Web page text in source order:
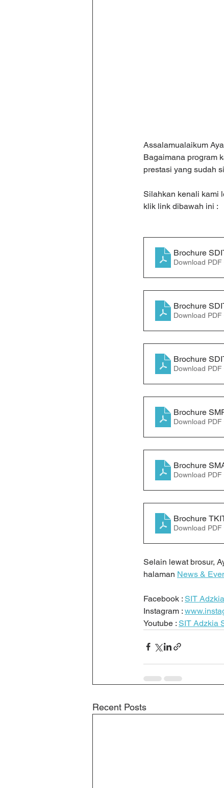
Assalamualaikum
Bagaimana program
prestasi yang sudah
Silahkan kenali kami
klik link dibawah ini :
Brochure
Download PDF
Brochure
Download PDF
Brochure
Download PDF
Brochure
Download PDF
Brochure
Download PDF
Brochure
Download PDF
Selain lewat brosur,
halaman News &
Facebook : SIT Adzkia
Instagram :
Youtube : SIT Adzkia
Recent Posts